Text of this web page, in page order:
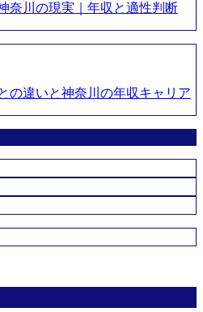
奈川の現実｜年収と適性判断
の違いと神奈川の年収キャリア